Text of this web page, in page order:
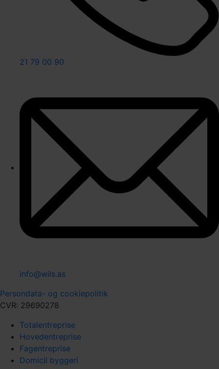
21 79 00 90
info@wils.as
Persondata- og cookiepolitik
CVR: 29690278
Totalentreprise
Hovedentreprise
Fagentreprise
Domicil byggeri